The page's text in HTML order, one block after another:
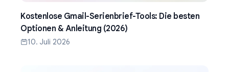
Kostenlose Gmail-Serienbrief-Tools: Die besten
Optionen & Anleitung (2026)
10. Juli 2026